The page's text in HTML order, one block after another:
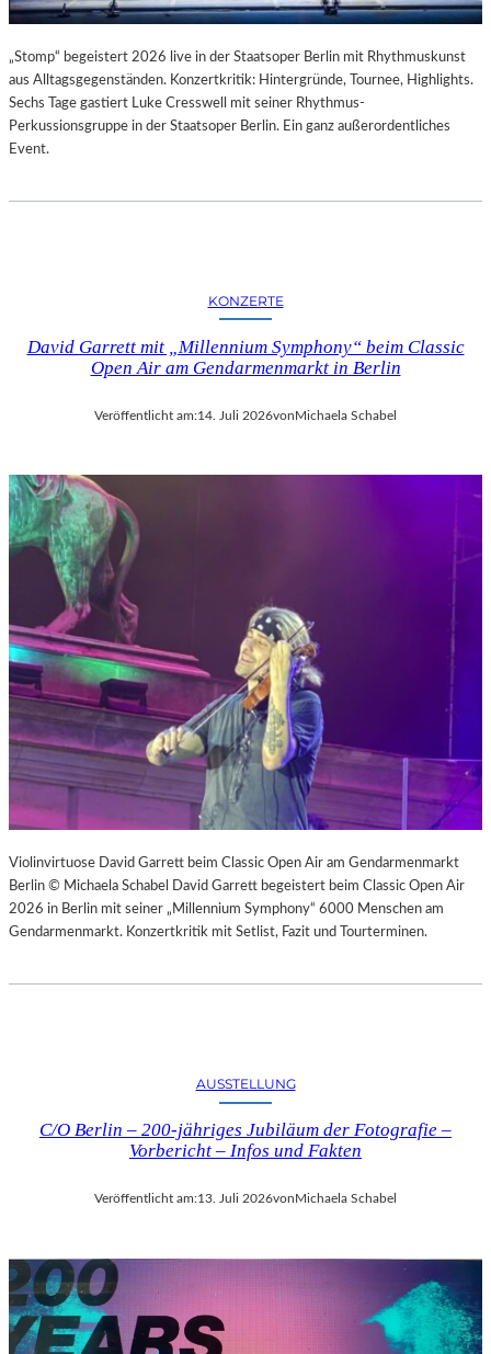
„Stomp“ begeistert 2026 live in der Staatsoper Berlin mit Rhythmuskunst
aus Alltagsgegenständen. Konzertkritik: Hintergründe, Tournee, Highlights.
Sechs Tage gastiert Luke Cresswell mit seiner Rhythmus-
Perkussionsgruppe in der Staatsoper Berlin. Ein ganz außerordentliches
Event.
KONZERTE
David Garrett mit „Millennium Symphony“ beim Classic
Open Air am Gendarmenmarkt in Berlin
Veröffentlicht am:14. Juli 2026vonMichaela Schabel
Violinvirtuose David Garrett beim Classic Open Air am Gendarmenmarkt
Berlin © Michaela Schabel David Garrett begeistert beim Classic Open Air
2026 in Berlin mit seiner „Millennium Symphony“ 6000 Menschen am
Gendarmenmarkt. Konzertkritik mit Setlist, Fazit und Tourterminen.
AUSSTELLUNG
C/O Berlin – 200-jähriges Jubiläum der Fotografie –
Vorbericht – Infos und Fakten
Veröffentlicht am:13. Juli 2026von Michaela Schabel